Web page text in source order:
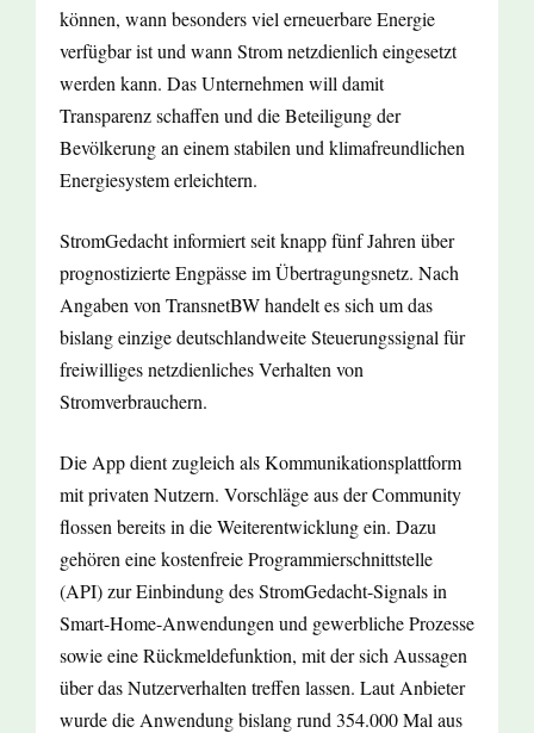
können, wann besonders viel erneuerbare Energie
verfügbar ist und wann Strom netzdienlich eingesetzt
werden kann. Das Unternehmen will damit
Transparenz schaffen und die Beteiligung der
Bevölkerung an einem stabilen und klimafreundlichen
Energiesystem erleichtern.
StromGedacht informiert seit knapp fünf Jahren über
prognostizierte Engpässe im Übertragungsnetz. Nach
Angaben von TransnetBW handelt es sich um das
bislang einzige deutschlandweite Steuerungssignal für
freiwilliges netzdienliches Verhalten von
Stromverbrauchern.
Die App dient zugleich als Kommunikationsplattform
mit privaten Nutzern. Vorschläge aus der Community
flossen bereits in die Weiterentwicklung ein. Dazu
gehören eine kostenfreie Programmierschnittstelle
(API) zur Einbindung des StromGedacht-Signals in
Smart-Home-Anwendungen und gewerbliche Prozesse
sowie eine Rückmeldefunktion, mit der sich Aussagen
über das Nutzerverhalten treffen lassen. Laut Anbieter
wurde die Anwendung bislang rund 354.000 Mal aus